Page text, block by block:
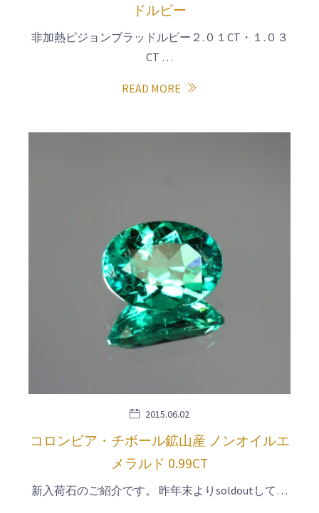
ドルビー
非加熱ピジョンブラッドルビー２.０１CT・１.０３
CT …
READ MORE
2015.06.02
コロンビア・チボール鉱山産 ノンオイルエ
メラルド 0.99CT
新入荷石のご紹介です。 昨年末よりsoldoutして…